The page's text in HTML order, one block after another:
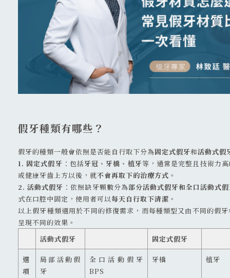
231 新北市 新店區 北新路二段 45號
假牙種類有哪些？
假牙的種類一般會依照是否能自行取下分為固定式假牙和活動式假
1. 固定式假牙 ：包括牙冠、牙橋、植牙等，通常是完整且技術力
或健康牙齒上方以後，就不會再取下的治療方式 。
2. 活動式假牙 ：依照缺牙顆數分為部分活動式假牙和全口活動式
式在口腔中固定，使用者可以每天自行取下清潔 。
以上假牙種類適用於不同的修復需求，而每種類型又由不同的假
呈現不同的效果。
活動式假牙
固定式假牙
選
項
局部活動假
牙
全口活動假牙
BPS
牙橋 植牙